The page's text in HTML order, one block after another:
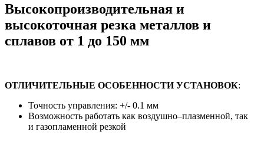
Высокопроизводительная и
высокоточная резка металлов и
сплавов от 1 до 150 мм
ОТЛИЧИТЕЛЬНЫЕ ОСОБЕННОСТИ УСТАНОВОК:
Точность управления: +/- 0.1 мм
Возможность работать как воздушно–плазменной, так
и газопламенной резкой